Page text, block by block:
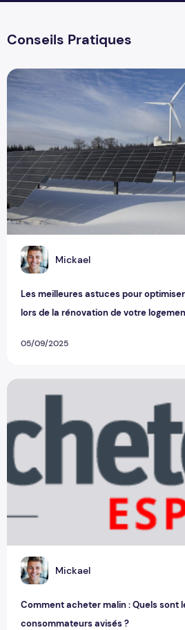
Conseils Pratiques
M Mickael
Les meilleures astuces pour
lors de la rénovation de votre
05/09/2025
Les meilleures astuces pour
M Mickael
Comment acheter malin : Quels sont
consommateurs avisés ?
Comment acheter malin : Quels